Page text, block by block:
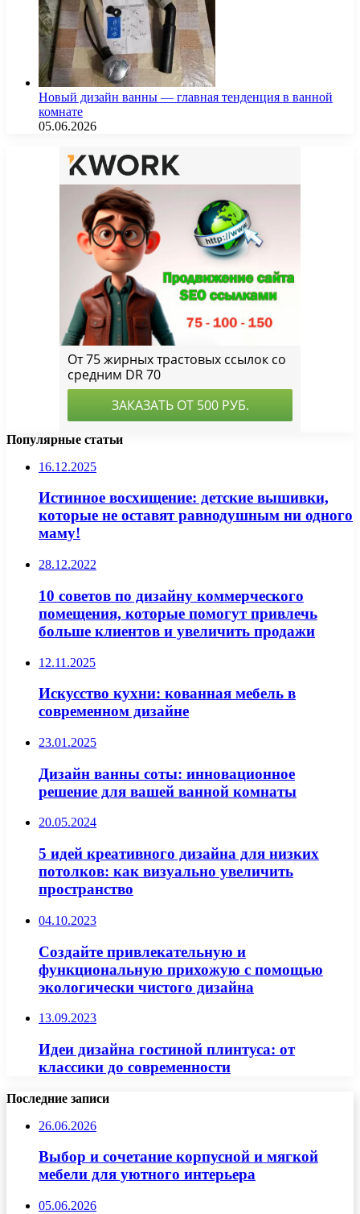
Новый дизайн ванны — главная тенденция в ванной
комнате
05.06.2026
Популярные статьи
16.12.2025
Истинное восхищение: детские вышивки,
которые не оставят равнодушным ни одного
маму!
28.12.2022
10 советов по дизайну коммерческого
помещения, которые помогут привлечь
больше клиентов и увеличить продажи
12.11.2025
Искусство кухни: кованная мебель в
современном дизайне
23.01.2025
Дизайн ванны соты: инновационное
решение для вашей ванной комнаты
20.05.2024
5 идей креативного дизайна для низких
потолков: как визуально увеличить
пространство
04.10.2023
Создайте привлекательную и
функциональную прихожую с помощью
экологически чистого дизайна
13.09.2023
Идеи дизайна гостиной плинтуса: от
классики до современности
Последние записи
26.06.2026
Выбор и сочетание корпусной и мягкой
мебели для уютного интерьера
05.06.2026